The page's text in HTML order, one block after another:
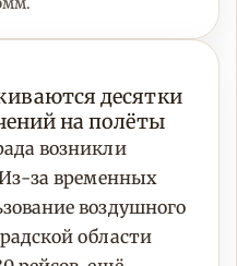
десятки
на полёты
возникли
за временных
воздушного
области